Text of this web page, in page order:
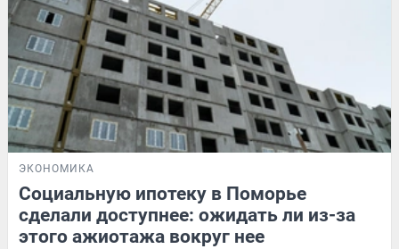
ЭКОНОМИКА
Социальную ипотеку в Поморье
сделали доступнее: ожидать ли из-за
этого ажиотажа вокруг нее